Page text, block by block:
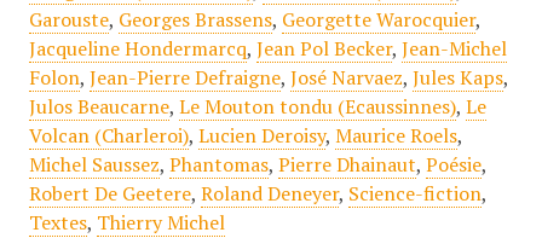
Garouste, Georges Brassens, Georgette Warocquier,
Jacqueline Hondermarcq, Jean Pol Becker, Jean-Michel
Folon, Jean-Pierre Defraigne, José Narvaez, Jules Kaps,
Julos Beaucarne, Le Mouton tondu (Ecaussinnes), Le
Volcan (Charleroi), Lucien Deroisy, Maurice Roels,
Michel Saussez, Phantomas, Pierre Dhainaut, Poésie,
Robert De Geetere, Roland Deneyer, Science-fiction,
Textes, Thierry Michel